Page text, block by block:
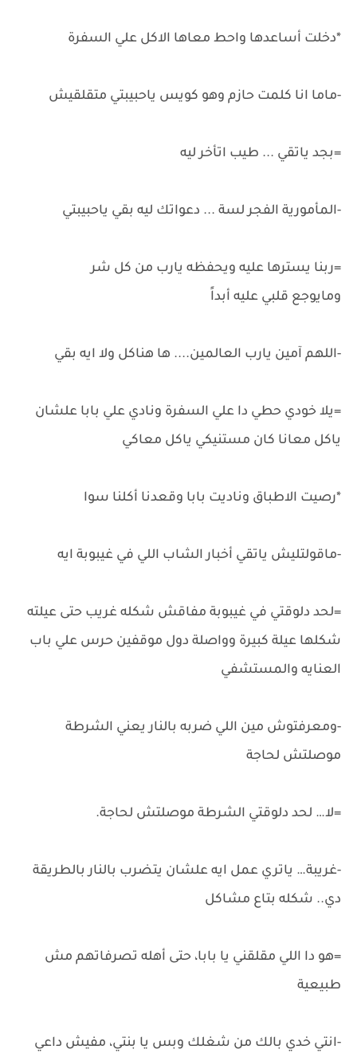
*دخلت أساعدها واحط معاها الاكل علي السفرة
-ماما انا كلمت حازم وهو كويس ياحبيبتي متقلقيش
=بجد ياتقي ... طيب اتأخر ليه
-المأمورية الفجر لسة ... دعواتك ليه بقي ياحبيبتي
=ربنا يسترها عليه ويحفظه يارب من كل شر
ومايوجع قلبي عليه أبداً
-اللهم آمين يارب العالمين.... ها هناكل ولا ايه بقي
=يلا خودي حطي دا علي السفرة ونادي علي بابا علشان
ياكل معانا كان مستنيكي ياكل معاكي
*رصيت الاطباق وناديت بابا وقعدنا أكلنا سوا
-ماقولتليش ياتقي أخبار الشاب اللي في غيبوبة ايه
=لحد دلوقتي في غيبوبة مفاقش شكله غريب حتى عيلته
شكلها عيلة كبيرة وواصلة دول موقفين حرس علي باب
العنايه والمستشفي
-ومعرفتوش مين اللي ضربه بالنار يعني الشرطة
موصلتش لحاجة
=لا… لحد دلوقتي الشرطة موصلتش لحاجة.
-غريبة… ياتري عمل ايه علشان يتضرب بالنار بالطريقة
دي.. شكله بتاع مشاكل
=هو دا اللي مقلقني يا بابا، حتى أهله تصرفاتهم مش
طبيعية
-انتي خدي بالك من شغلك وبس يا بنتي، مفيش داعي